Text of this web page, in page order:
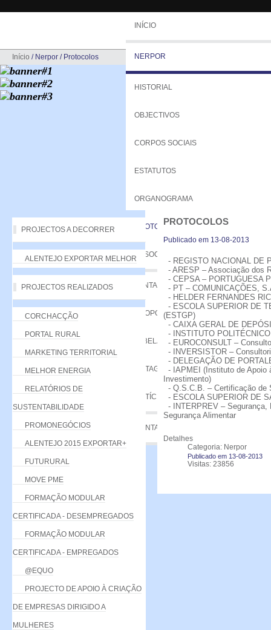
INÍCIO
NERPOR
HISTORIAL
OBJECTIVOS
CORPOS SOCIAIS
ESTATUTOS
ORGANOGRAMA
PROTOCOLOS
ASSOCIADOS
VANTAGENS
PROPOSTA
TABELA DE QUOTAS
LISTAGEM
NOTÍCIAS
CONTACTE-NOS
Início / Nerpor / Protocolos
PROJECTOS A DECORRER
ALENTEJO EXPORTAR MELHOR
PROJECTOS REALIZADOS
CORCHACÇÃO
PORTAL RURAL
MARKETING TERRITORIAL
MELHOR ENERGIA
RELATÓRIOS DE
SUSTENTABILIDADE
PROMONEGÓCIOS
ALENTEJO 2015 EXPORTAR+
FUTURURAL
MOVE PME
FORMAÇÃO MODULAR
CERTIFICADA - DESEMPREGADOS
FORMAÇÃO MODULAR
CERTIFICADA - EMPREGADOS
@EQUO
PROJECTO DE APOIO À CRIAÇÃO
DE EMPRESAS DIRIGIDO A
MULHERES
PROTOCOLOS
Publicado em 13-08-2013
- REGISTO NACIONAL DE
- ARESP – Associação dos
- CEPSA – PORTUGUESA
- PT – COMUNICAÇÕES,
- HELDER FERNANDES
- ESCOLA SUPERIOR DE
(ESTGP)
- CAIXA GERAL DE
- INSTITUTO
- EUROCONSULT –
- INVERSISTOR –
- DELEGAÇÃO DE
- IAPMEI (Instituto de Apoio
Investimento)
- Q.S.C.B. – Certificação de
- ESCOLA SUPERIOR DE
- INTERPREV – Segurança,
Segurança Alimentar
Detalhes
Categoria: Nerpor
Publicado em 13-08-2013
Visitas: 23856